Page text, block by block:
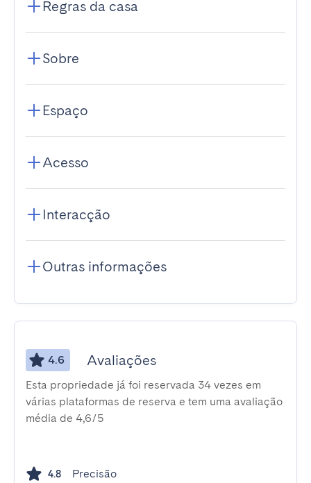
Regras da casa
Sobre
Espaço
Acesso
Interacção
Outras informações
4.6 Avaliações
Esta propriedade já foi reservada 34 vezes em
várias plataformas de reserva e tem uma avaliação
média de 4,6/5
4.8 Precisão